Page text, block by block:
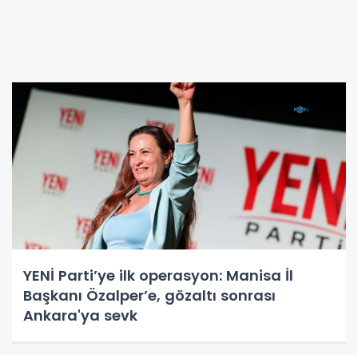
YENİ Parti’ye ilk operasyon: Manisa İl
Başkanı Özalper’e, gözaltı sonrası
Ankara'ya sevk